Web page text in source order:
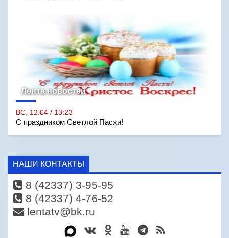
Лента новостей
ВС, 12.04 / 13:23
С праздником Светлой Пасхи!
НАШИ КОНТАКТЫ
8 (42337) 3-95-95
8 (42337) 4-76-52
lentatv@bk.ru